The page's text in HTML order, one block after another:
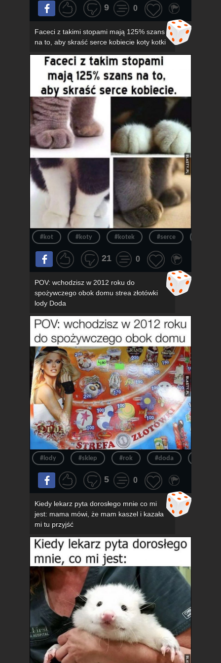
9 0
Faceci z takimi stopami mają 125% szans
na to, aby skraść serce kobiecie koty kotki
#kot #koty #kotek #serce
21 0
POV: wchodzisz w 2012 roku do
spożywczego obok domu strea złotówki
lody Doda
#lody #sklep #rok #doda
5 0
Kiedy lekarz pyta dorosłego mnie co mi
jest: mama mówi, że mam kaszel i kazała
mi tu przyjść